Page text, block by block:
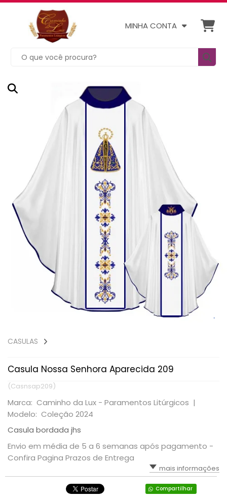
MINHA CONTA
CASULAS
Casula Nossa Senhora Aparecida 209
(Casnsap209)
Marca: Caminho da Lux - Paramentos Litúrgicos |
Modelo: Coleção 2024
Casula bordada jhs
Envio em média de 5 a 6 semanas após pagamento -
Confira Pagina Prazos de Entrega
mais informações
Compartilhar